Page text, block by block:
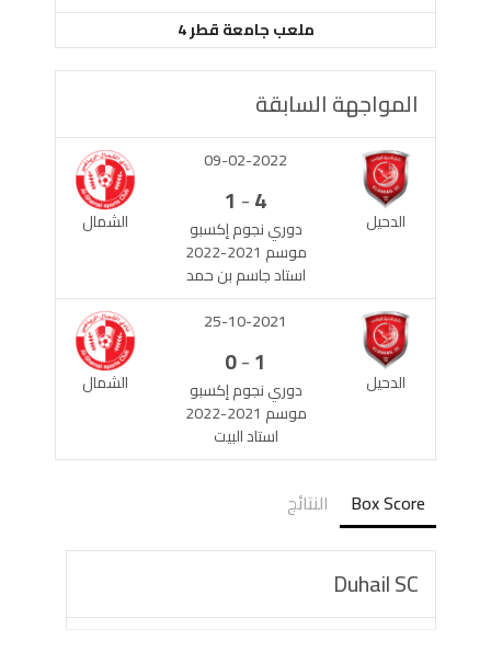
ملعب جامعة قطر 4
المواجهة السابقة
الدحيل الشمال
09-02-2022
4
-
1
دوري نجوم إكسبو
موسم 2021-2022
استاد جاسم بن حمد
الدحيل الشمال
25-10-2021
1
-
0
دوري نجوم إكسبو
موسم 2021-2022
استاد البيت
Box Score النتائج
Duhail SC